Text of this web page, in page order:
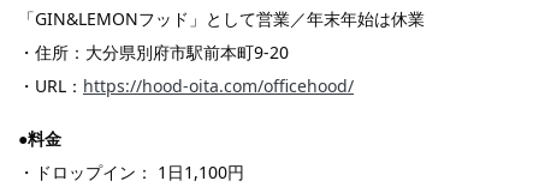
「GIN&LEMONフッド」として営業／年末年始は休業
・住所：大分県別府市駅前本町9-20
・URL： https://hood-oita.com/officehood/
●料金
・ドロップイン： 1日1,100円